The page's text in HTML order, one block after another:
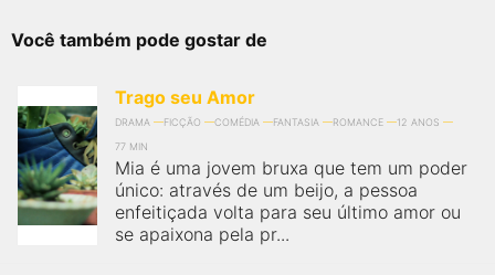
Você também pode gostar de
Trago seu Amor
DRAMA FICÇÃO COMÉDIA FANTASIA ROMANCE
12 ANOS
77 MIN
Mia é uma jovem bruxa que tem um poder
único: através de um beijo, a pessoa
enfeitiçada volta para seu último amor ou
se apaixona pela pr...